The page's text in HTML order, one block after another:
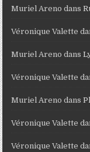
Muriel Areno dans
Véronique Valette
Muriel Areno dans
Véronique Valette
Muriel Areno dans
Véronique Valette
Véronique Valette